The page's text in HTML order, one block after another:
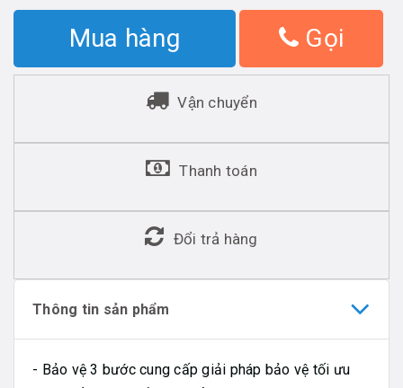
Mua hàng Gọi
Vận chuyển
Thanh toán
Đổi trả hàng
Thông tin sản phẩm
- Bảo vệ 3 bước cung cấp giải pháp bảo vệ tối ưu